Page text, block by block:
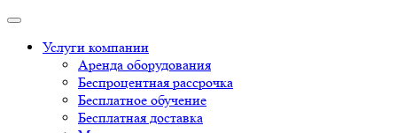
Услуги компании
Аренда оборудования
Беспроцентная рассрочка
Бесплатное обучение
Бесплатная доставка